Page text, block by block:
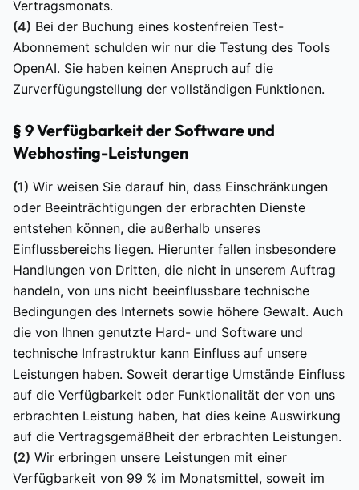
Vertragsmonats.
(4) Bei der Buchung eines kostenfreien Test-
Abonnement schulden wir nur die Testung des Tools
OpenAI. Sie haben keinen Anspruch auf die
Zurverfügungstellung der vollständigen Funktionen.
§ 9 Verfügbarkeit der Software und
Webhosting-Leistungen
(1) Wir weisen Sie darauf hin, dass Einschränkungen
oder Beeinträchtigungen der erbrachten Dienste
entstehen können, die außerhalb unseres
Einflussbereichs liegen. Hierunter fallen insbesondere
Handlungen von Dritten, die nicht in unserem Auftrag
handeln, von uns nicht beeinflussbare technische
Bedingungen des Internets sowie höhere Gewalt. Auch
die von Ihnen genutzte Hard- und Software und
technische Infrastruktur kann Einfluss auf unsere
Leistungen haben. Soweit derartige Umstände Einfluss
auf die Verfügbarkeit oder Funktionalität der von uns
erbrachten Leistung haben, hat dies keine Auswirkung
auf die Vertragsgemäßheit der erbrachten Leistungen.
(2) Wir erbringen unsere Leistungen mit einer
Verfügbarkeit von 99 % im Monatsmittel, soweit im